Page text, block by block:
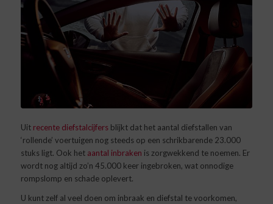
Uit recente diefstalcijfersblijkt dat het aantal diefstallen van
‘rollende’ voertuigen nog steeds op een schrikbarende 23.000
stuks ligt. Ook het aantal inbraken is zorgwekkend te noemen. Er
wordt nog altijd zo’n 45.000 keer ingebroken, wat onnodige
rompslomp en schade oplevert.
U kunt zelf al veel doen om inbraak en diefstal te voorkomen,